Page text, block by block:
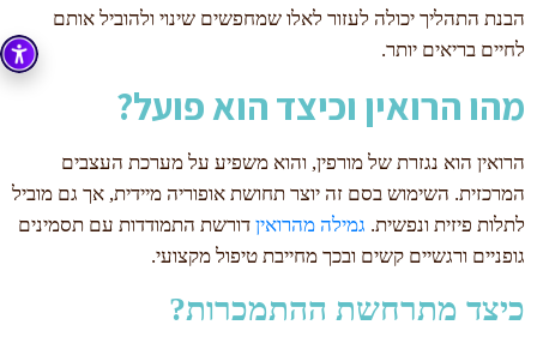
הבנת התהליך יכולה לעזור לאלו שמחפשים שינוי ולהוביל אותם
לחיים בריאים יותר.
מהו הרואין וכיצד הוא פועל?
הרואין הוא נגזרת של מורפין, והוא משפיע על מערכת העצבים
המרכזית. השימוש בסם זה יוצר תחושת אופוריה מיידית, אך גם מוביל
לתלות פיזית ונפשית. גמילה מהרואין דורשת התמודדות עם תסמינים
גופניים ורגשיים קשים ובכך מחייבת טיפול מקצועי.
כיצד מתרחשת ההתמכרות?